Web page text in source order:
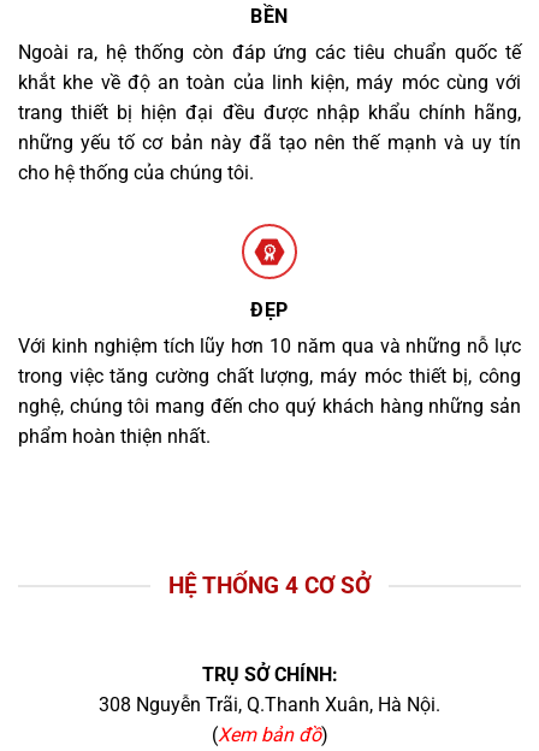
BỀN
Ngoài ra, hệ thống còn đáp ứng các tiêu chuẩn quốc tế
khắt khe về độ an toàn của linh kiện, máy móc cùng với
trang thiết bị hiện đại đều được nhập khẩu chính hãng,
những yếu tố cơ bản này đã tạo nên thế mạnh và uy tín
cho hệ thống của chúng tôi.
ĐẸP
Với kinh nghiệm tích lũy hơn 10 năm qua và những nỗ lực
trong việc tăng cường chất lượng, máy móc thiết bị, công
nghệ, chúng tôi mang đến cho quý khách hàng những sản
phẩm hoàn thiện nhất.
HỆ THỐNG 4 CƠ SỞ
TRỤ SỞ CHÍNH:
308 Nguyễn Trãi, Q.Thanh Xuân, Hà Nội.
(Xem bản đồ)